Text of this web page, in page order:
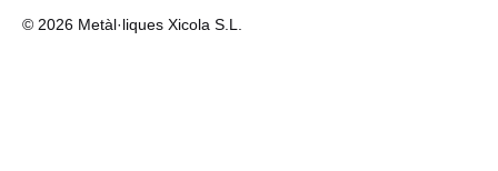
© 2026 Metàl·liques Xicola S.L.